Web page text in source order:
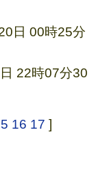
日 00時25分
22時07分30
16 17 ]